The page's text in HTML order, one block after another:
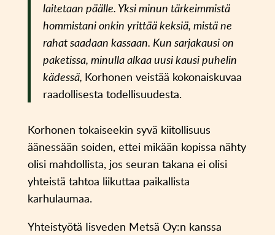
laitetaan päälle. Yksi minun tärkeimmistä
hommistani onkin yrittää keksiä, mistä ne
rahat saadaan kassaan. Kun sarjakausi on
paketissa, minulla alkaa uusi kausi puhelin
kädessä, Korhonen veistää kokonaiskuvaa
raadollisesta todellisuudesta.
Korhonen tokaiseekin syvä kiitollisuus
äänessään soiden, ettei mikään kopissa nähty
olisi mahdollista, jos seuran takana ei olisi
yhteistä tahtoa liikuttaa paikallista
karhulaumaa.
Yhteistyötä Iisveden Metsä Oy:n kanssa